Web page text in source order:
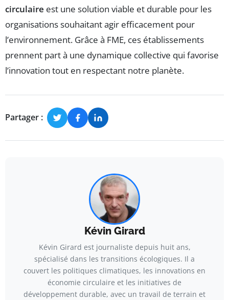
circulaire est une solution viable et durable pour les
organisations souhaitant agir efficacement pour
l’environnement. Grâce à FME, ces établissements
prennent part à une dynamique collective qui favorise
l’innovation tout en respectant notre planète.
Partager :
Kévin Girard
Kévin Girard est journaliste depuis huit ans,
spécialisé dans les transitions écologiques. Il a
couvert les politiques climatiques, les innovations en
économie circulaire et les initiatives de
développement durable, avec un travail de terrain et